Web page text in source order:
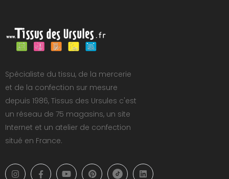
Spécialiste du tissu, de la mercerie
et de la confection sur mesure
depuis 1986, Tissus des Ursules c'est
un réseau de 75 magasins, un site
Internet et un atelier de confection
situé en France.